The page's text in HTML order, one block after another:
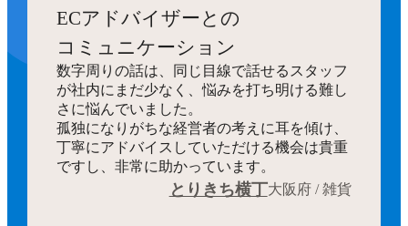
ECアドバイザーとの
コミュニケーション
数字周りの話は、同じ目線で話せるスタッフ
が社内にまだ少なく、悩みを打ち明ける難し
さに悩んでいました。
孤独になりがちな経営者の考えに耳を傾け、
丁寧にアドバイスしていただける機会は貴重
ですし、非常に助かっています。
とりきち横丁大阪府 / 雑貨